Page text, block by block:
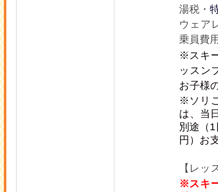
湯税・
ウェア
乗員費
※スキ
ッスン
お子様
※ソリ
は、当
別途（
円）お
【レッ
※スキ